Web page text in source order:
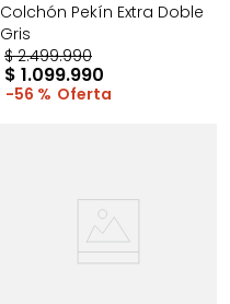
Colchón Pekín Extra Doble
Gris
$ 2.499.990
$ 1.099.990
56 %